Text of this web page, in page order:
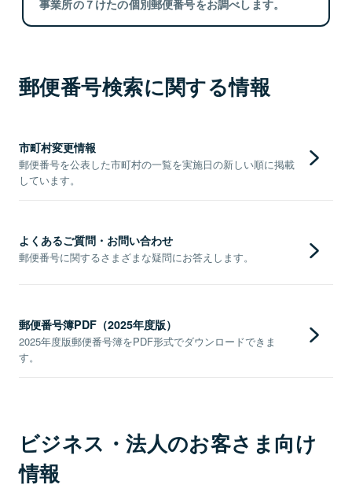
事業所の７けたの個別郵便番号をお調べします。
郵便番号検索に関する情報
市町村変更情報
郵便番号を公表した市町村の一覧を実施日の新しい順に掲載
しています。
よくあるご質問・お問い合わせ
郵便番号に関するさまざまな疑問にお答えします。
郵便番号簿PDF（2025年度版）
2025年度版郵便番号簿をPDF形式でダウンロードできま
す。
ビジネス・法人のお客さま向け
情報